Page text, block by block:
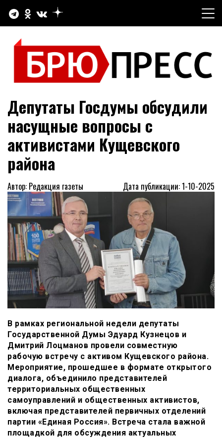
содержимому
БРЮПРЕСС
Официальный сайт газеты "Брюховецкие новости"
Депутаты Госдумы обсудили
насущные вопросы с
активистами Кущевского
района
Автор: Редакция газеты Дата публикации: 1-10-2025
В рамках региональной недели депутаты
Государственной Думы Эдуард Кузнецов и
Дмитрий Лоцманов провели совместную
рабочую встречу с активом Кущевского района.
Мероприятие, прошедшее в формате открытого
диалога, объединило представителей
территориальных общественных
самоуправлений и общественных активистов,
включая представителей первичных отделений
партии «Единая Россия». Встреча стала важной
площадкой для обсуждения актуальных